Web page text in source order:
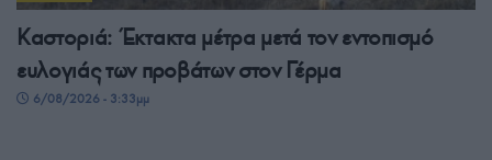
Καστοριά: Έκτακτα μέτρα μετά τον εντοπισμό
ευλογιάς των προβάτων στον Γέρμα
6/08/2026 - 3:33μμ